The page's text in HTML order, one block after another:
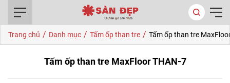
Trang chủ / Danh mục / Tấm ốp than tre / Tấm ốp than tre
Tấm ốp than tre MaxFloor THAN-7